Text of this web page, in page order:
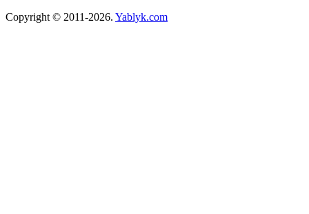
Copyright © 2011-2026. Yablyk.сom